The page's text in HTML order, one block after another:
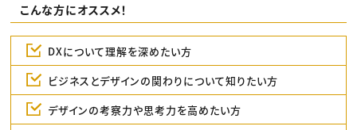
こんな方にオススメ！
DXについて理解を深めたい方
ビジネスとデザインの関わりについて知りたい方
デザインの考察力や思考力を高めたい方